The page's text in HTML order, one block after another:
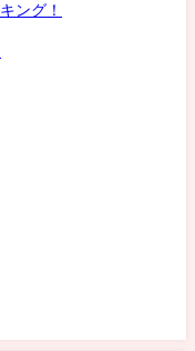
ング！